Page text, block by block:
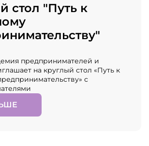
стол "Путь к
предпринимателей и
на круглый стол «Путь к
с